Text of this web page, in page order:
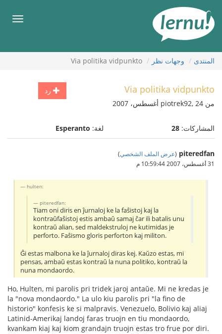
المحتويات
قائمة
المنتدى وجهات نظر Via politika vidpunkto
رد Via politika vidpunkto
من piotrek92, 24 أغسطس، 2007
المشاركات: 28 لغة: Esperanto
piteredfan
(عرض الملف الشخصي)
31 أغسطس، 2007 10:59:44 م
hulten:
piteredfan:
Tiam oni diris en ĵurnaloj ke la faŝistoj kaj la
kontraŭfaŝistoj estis ambaŭ samaj ĉar ili batalis unu
kontraŭ alian, sed maldekstruloj ne kutimidas je
perforto. Faŝismo gloris perforton kaj militon.
Ĝi estas malbona ke la ĵurnaloj diras kej. Kaŭzo estas, mi
pensas, ambaŭ estas kontraŭ la nuna politiko, kontraŭ la
nuna mondaordo.
Ho, Hulten, mi parolis pri tridek jaroj antaŭe. Mi ne kredas je
la "nova mondaordo." La ulo kiu parolis pri "la fino de
historio" konfesis ke si malpravis. Venezuelo, Bolivio kaj aliaj
Latinid-Amerikaj landoj faras truojn en tiu mondaordo,
kvankam kiaj kaj kiom grandajn truojn estas tro frue por diri.